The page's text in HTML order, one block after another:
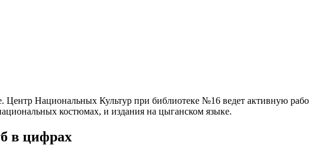
Центр Национальных Культур при библиотеке №16 ведет активную
костюмах, и издания на цыганском языке.
в цифрах